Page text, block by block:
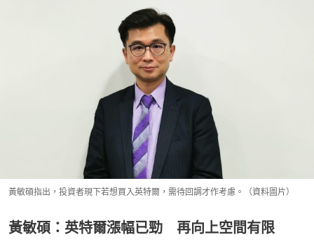
黃敏碩指出，投資者現下若想買入英特爾，需待回調才作考慮。（資料圖片）
黃敏碩：英特爾漲幅已勁 再向上空間有限